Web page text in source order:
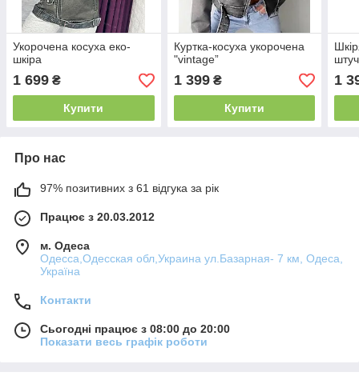
Укорочена косуха еко-
шкіра
1 699 ₴
Купити
Куртка-косуха укорочена
"vintage”
1 399₴
Купити
1
Про нас
97% позитивних з 61 відгука за рік
Працює з 20.03.2012
м. Одеса
Одесса,Одесская обл,Украина ул.Базарная- 7 км, Одеса,
Україна
Контакти
Сьогодні працює з 08:00 до 20:00
Показати весь графік роботи